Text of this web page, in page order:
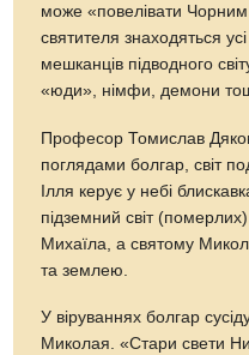
може «повелівати
святителя знаходяться
мешканців підводного
«юди», німфи, демони
Професор Томислав
поглядами болгар, світ
Ілля керує у небі
підземний світ
Михаїла, а святому
та землею.
У віруваннях болгар
Миколая. «Стари свети